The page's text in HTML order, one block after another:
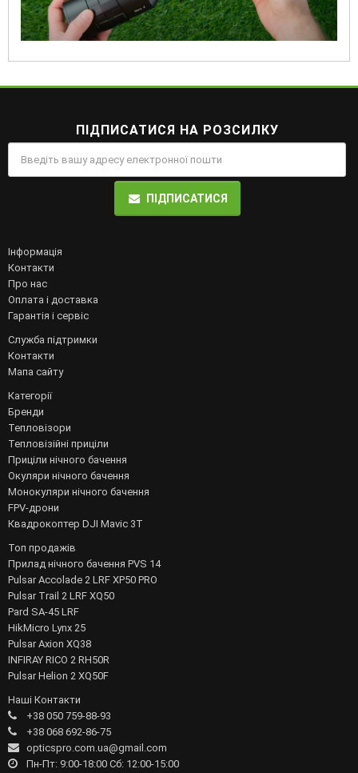
ПІДПИСАТИСЯ НА РОЗСИЛКУ
ПІДПИСАТИСЯ
Інформація
Контакти
Про нас
Оплата і доставка
Гарантія і сервіс
Служба підтримки
Контакти
Мапа сайту
Категорії
Бренди
Тепловізори
Тепловізійні приціли
Приціли нічного бачення
Окуляри нічного бачення
Монокуляри нічного бачення
FPV-дрони
Квадрокоптер DJI Mavic 3T
Топ продажів
Прилад нічного бачення PVS 14
Pulsar Accolade 2 LRF XP50 PRO
Pulsar Trail 2 LRF XQ50
Pard SA-45 LRF
HikMicro Lynx 25
Pulsar Axion XQ38
INFIRAY RICO 2 RH50R
Pulsar Helion 2 XQ50F
Наші Контакти
+38 050 759-88-93
+38 068 692-86-75
opticspro.com.ua@gmail.com
Пн-Пт: 9:00-18:00 Сб: 12:00-15:00